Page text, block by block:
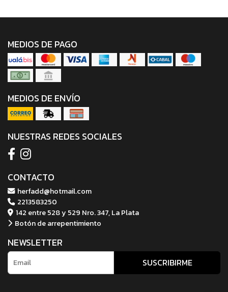
MEDIOS DE PAGO
MEDIOS DE ENVÍO
NUESTRAS REDES SOCIALES
CONTACTO
herfadd@hotmail.com
2213583250
142 entre 528 y 529 Nro. 347, La Plata
Botón de arrepentimiento
NEWSLETTER
SUSCRIBIRME